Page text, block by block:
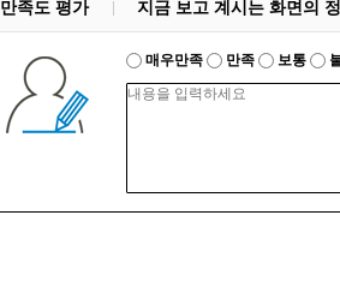
만족도 평가 지금 보고 계시는 화면의
매우만족 만족 보통